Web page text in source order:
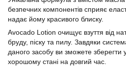
безпечних компонентів сприяє
надає йому красивого блиску.
Avocado Lotion очищує взуття від
бруду, піску та пилу. Завдяки
даного засобу ви зможете зберегти
хорошому стані на довгий час.